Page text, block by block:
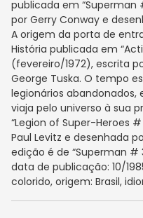
publicada em “Superman
por Gerry Conway e
A origem da porta de
História publicada em
(fevereiro/1972), escrita
George Tuska. O tempo
legionários
viaja pelo universo à sua
“Legion of Super-Heroes
Paul Levitz e desenhada
edição é de “Superman #
data de publicação: 10/
colorido, origem: Brasil,